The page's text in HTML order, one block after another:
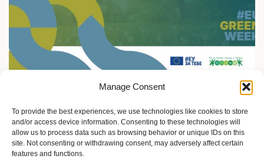
Manage Consent
To provide the best experiences, we use technologies like cookies to store
and/or access device information. Consenting to these technologies will
allow us to process data such as browsing behavior or unique IDs on this
site. Not consenting or withdrawing consent, may adversely affect certain
features and functions.
5.jun: Živimo u skladu sa prirodom ili gubimo sve
2 meseca ago Sandra Iršević